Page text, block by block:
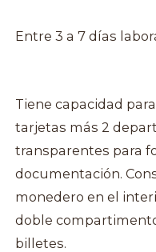
Entre 3 a 7 días
Tiene capacidad
tarjetas más 2
transparentes para
documentación.
monedero en el
doble
billetes.